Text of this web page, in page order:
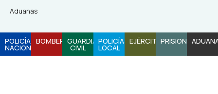
Aduanas
POLICÍA
NACIONAL
BOMBEROSGUARDIA
CIVIL
POLICÍA
LOCAL
EJÉRCITOPRISIONES